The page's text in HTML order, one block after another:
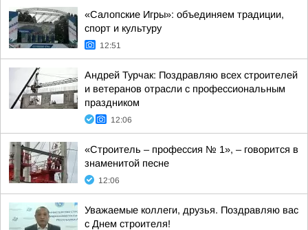
«Салопские Игры»: объединяем традиции,
спорт и культуру
12:51
Андрей Турчак: Поздравляю всех строителей
и ветеранов отрасли с профессиональным
праздником
12:06
«Строитель – профессия № 1», – говорится в
знаменитой песне
12:06
Уважаемые коллеги, друзья. Поздравляю вас
с Днем строителя!